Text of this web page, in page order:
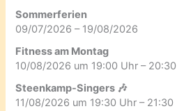
Sommerferien
09/07/2026 – 19/08/2026
Fitness am Montag
10/08/2026 um 19:00 Uhr – 20:30
Steenkamp-Singers 🎶
11/08/2026 um 19:30 Uhr – 21:30